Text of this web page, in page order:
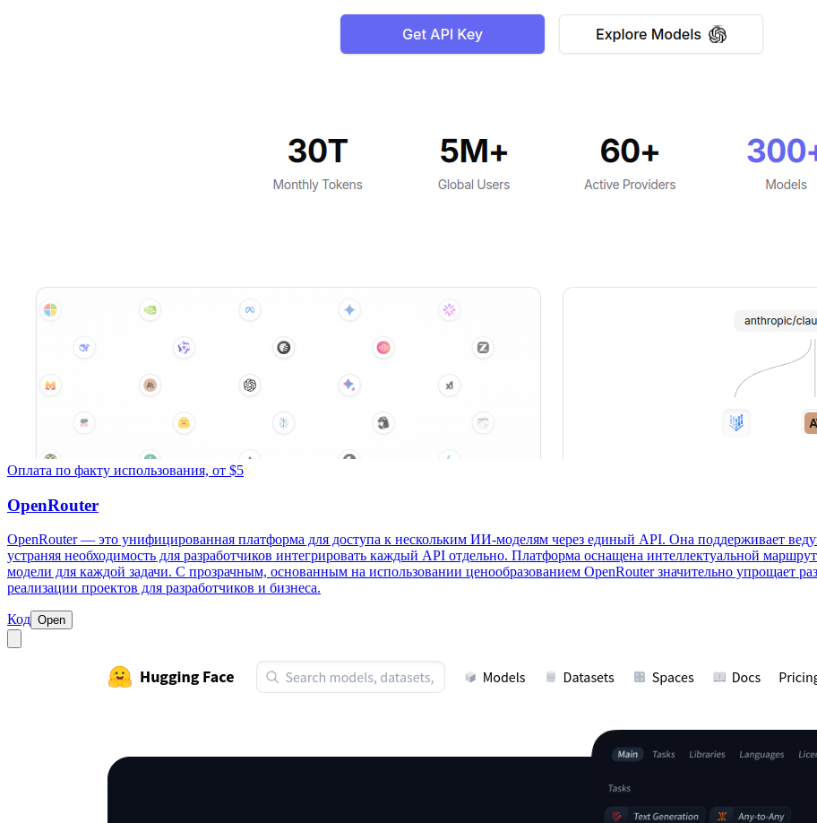
Оплата по факту использования, от $5
OpenRouter
OpenRouter — это унифицированная платформа для доступа к нескольким ИИ-моделям через единый API. Она поддерживает
устраняя необходимость для разработчиков интегрировать каждый API отдельно. Платформа оснащена интеллектуальной
модели для каждой задачи. С прозрачным, основанным на использовании ценообразованием OpenRouter значительно упрощает
реализации проектов для разработчиков и бизнеса.
Код Open